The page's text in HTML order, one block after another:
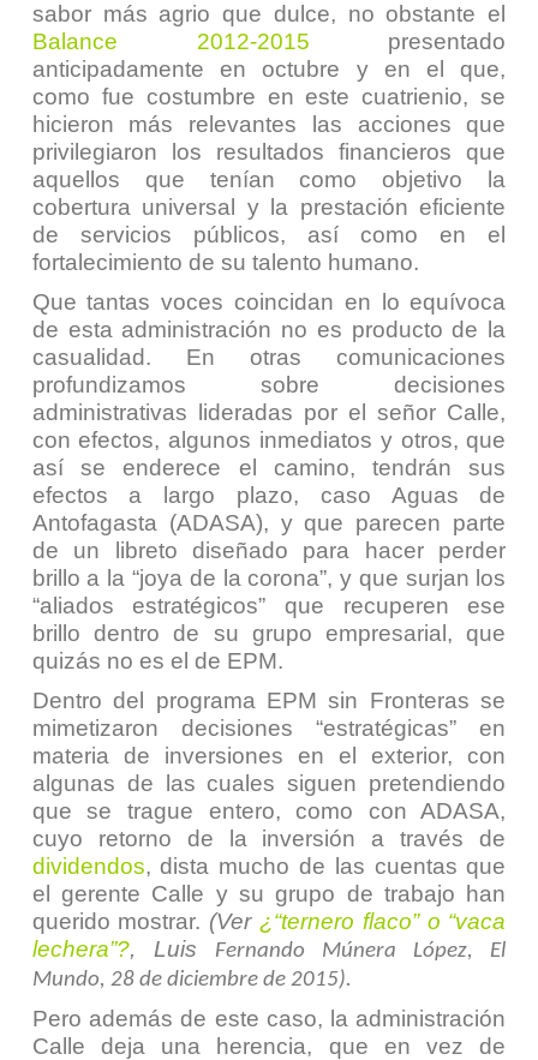
sabor más agrio que dulce, no obstante el
Balance 2012-2015 presentado
anticipadamente en octubre y en el que,
como fue costumbre en este cuatrienio, se
hicieron más relevantes las acciones que
privilegiaron los resultados financieros que
aquellos que tenían como objetivo la
cobertura universal y la prestación eficiente
de servicios públicos, así como en el
fortalecimiento de su talento humano.
Que tantas voces coincidan en lo equívoca
de esta administración no es producto de la
casualidad. En otras comunicaciones
profundizamos sobre decisiones
administrativas lideradas por el señor Calle,
con efectos, algunos inmediatos y otros, que
así se enderece el camino, tendrán sus
efectos a largo plazo, caso Aguas de
Antofagasta (ADASA), y que parecen parte
de un libreto diseñado para hacer perder
brillo a la “joya de la corona”, y que surjan los
“aliados estratégicos” que recuperen ese
brillo dentro de su grupo empresarial, que
quizás no es el de EPM.
Dentro del programa EPM sin Fronteras se
mimetizaron decisiones “estratégicas” en
materia de inversiones en el exterior, con
algunas de las cuales siguen pretendiendo
que se trague entero, como con ADASA,
cuyo retorno de la inversión a través de
dividendos, dista mucho de las cuentas que
el gerente Calle y su grupo de trabajo han
querido mostrar. (Ver ¿“ternero flaco” o “vaca
lechera”?, Luis
Fernando Múnera López, El
Mundo, 28 de diciembre de 2015).
Pero además de este caso, la administración
Calle deja una herencia, que en vez de